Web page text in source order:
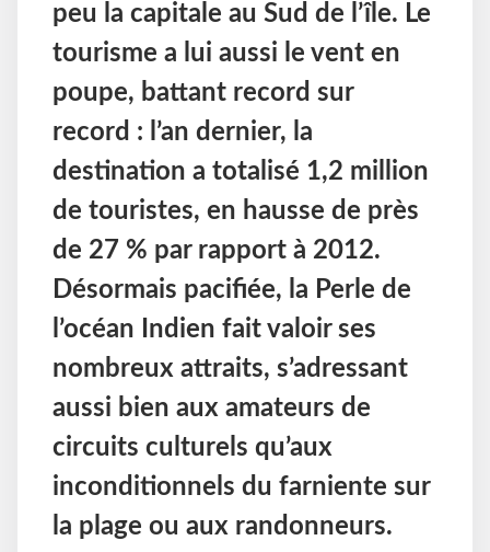
peu la capitale au Sud de l’île. Le
tourisme a lui aussi le vent en
poupe, battant record sur
record : l’an dernier, la
destination a totalisé 1,2 million
de touristes, en hausse de près
de 27 % par rapport à 2012.
Désormais pacifiée, la Perle de
l’océan Indien fait valoir ses
nombreux attraits, s’adressant
aussi bien aux amateurs de
circuits culturels qu’aux
inconditionnels du farniente sur
la plage ou aux randonneurs.